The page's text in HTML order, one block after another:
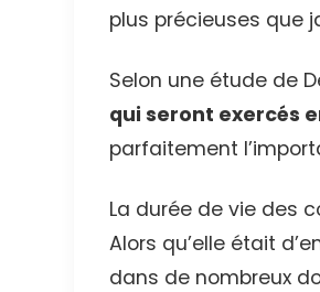
plus précieuses que
Selon une étude de
qui seront exercés
parfaitement
La durée de vie des
Alors qu’elle était
dans de nombreux